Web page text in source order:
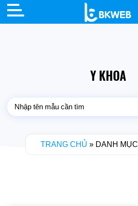
Skip
Y KHOA
TRANG CHỦ » DANH MỤC